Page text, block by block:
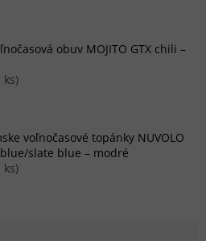
obuv MOJITO GTX chili –
ks)
voľnočasové topánky NUVOLO
slate blue – modré
ks)